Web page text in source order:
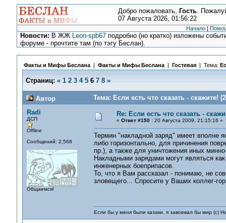
Добро пожаловать, Гость.
07 Августа 2026, 01:56:22
Начало |
Новости: В ЖЖ Leon-spb67 подробно (но кратко) изложены
форуме - прочтите там (по тэгу Беслан).
Факты и Мифы Беслана| Факты и Мифы Беслана| Гостевая | Тема:
Страниц: « 1 2 3 4 5 6 7 8 »
Автор
Тема: Если есть что сказать - скажите!
Radi
ДСП
Offline
Сообщений: 2,568
Общаемся!
Re: Если есть что сказать -
« Ответ #150 :20 Августа 2009, 21:15:16 »
Термин "накладной заряд" имеет вполне
либо горизонтально, для причинения
пр.), а также для уничтожения иных
Накладными зарядами могут являться
инженерных боеприпасов.
То, что я Вам рассказал - понимаю, не
зловещего... Спросите у Ваших коллег-
Если бы у меня были казаки, я завоевал бы мир (с)